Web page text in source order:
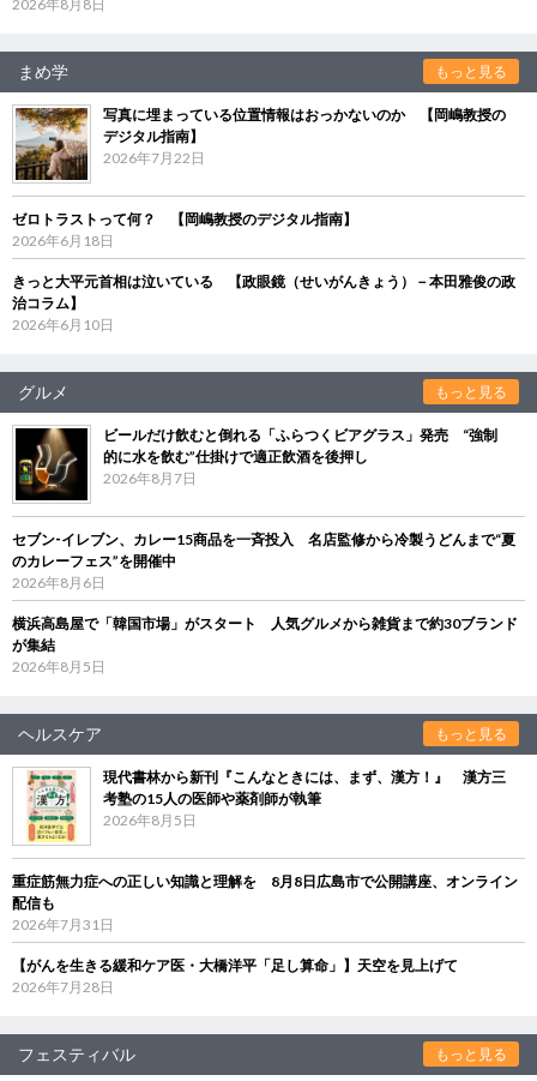
2026年8月8日
まめ学 もっと見る
写真に埋まっている位置情報はおっかないのか 【岡嶋教授の
デジタル指南】
2026年7月22日
ゼロトラストって何？ 【岡嶋教授のデジタル指南】
2026年6月18日
きっと大平元首相は泣いている 【政眼鏡（せいがんきょう）－本田雅俊の政
治コラム】
2026年6月10日
グルメ もっと見る
ビールだけ飲むと倒れる「ふらつくビアグラス」発売 “強制
的に水を飲む”仕掛けで適正飲酒を後押し
2026年8月7日
セブン‐イレブン、カレー15商品を一斉投入 名店監修から冷製うどんまで“夏
のカレーフェス”を開催中
2026年8月6日
横浜高島屋で「韓国市場」がスタート 人気グルメから雑貨まで約30ブランド
が集結
2026年8月5日
ヘルスケア もっと見る
現代書林から新刊『こんなときには、まず、漢方！』 漢方三
考塾の15人の医師や薬剤師が執筆
2026年8月5日
重症筋無力症への正しい知識と理解を 8月8日広島市で公開講座、オンライン
配信も
2026年7月31日
【がんを生きる緩和ケア医・大橋洋平「足し算命」】天空を見上げて
2026年7月28日
フェスティバル もっと見る